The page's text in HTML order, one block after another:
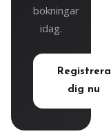
bokningar
idag.
Registrera
dig nu